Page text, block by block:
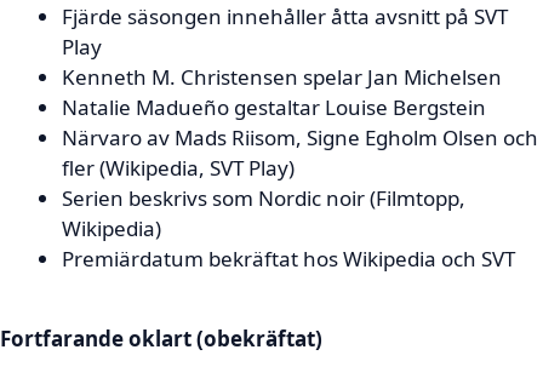
Fjärde säsongen innehåller åtta avsnitt på SVT
Play
Kenneth M. Christensen spelar Jan Michelsen
Natalie Madueño gestaltar Louise Bergstein
Närvaro av Mads Riisom, Signe Egholm Olsen och
fler (Wikipedia, SVT Play)
Serien beskrivs som Nordic noir (Filmtopp,
Wikipedia)
Premiärdatum bekräftat hos Wikipedia och SVT
Fortfarande oklart (obekräftat)